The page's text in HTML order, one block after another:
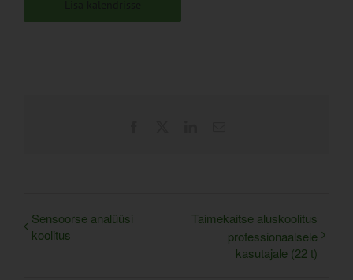
Sensoorse analüüsi
koolitus
Taimekaitse aluskoolitus
professionaalsele
kasutajale (22 t)